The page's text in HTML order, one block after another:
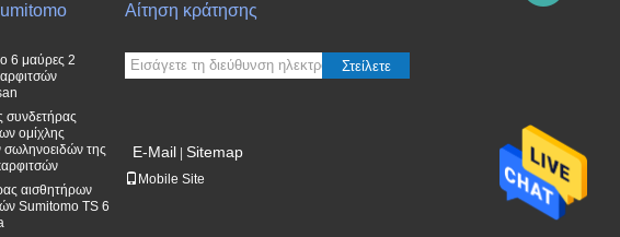
6 μαύρες 2
συνδετήρας
ομίχλης
της
αισθητήρων
Sumitomo TS 6
Αίτηση κράτησης
Στείλετε
E-Mail Sitemap
Mobile Site